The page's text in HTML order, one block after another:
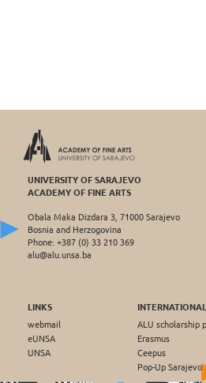
UNIVERSITY OF SARAJEVO
ACADEMY OF FINE ARTS
Obala Maka Dizdara 3, 71000 Sarajevo
Bosnia and Herzogovina
Phone: +387 (0) 33 210 369
alu@alu.unsa.ba
LINKS
webmail
eUNSA
UNSA
ALU scholarship
Erasmus
Ceepus
Pop-Up Sarajevo